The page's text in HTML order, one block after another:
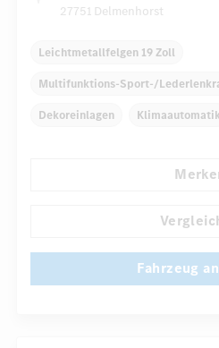
27751 Delmenhorst
Leichtmetallfelgen 19 Zoll
Multifunktions-Sport-/
Dekoreinlagen Klimaautomatik
Automatisch abblendender
Fahrzeug